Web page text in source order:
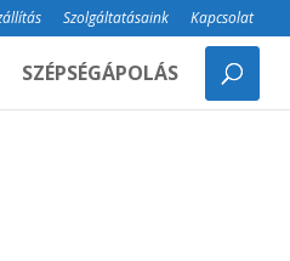
Szolgáltatásaink Kapcsolat
SZÉPSÉGÁPOLÁS